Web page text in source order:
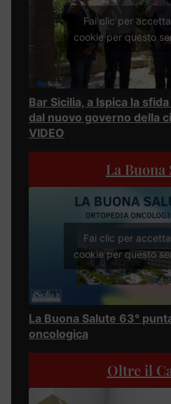
Fai clic per
cookie per questo
Bar Sicilia, a Ispica la
dal nuovo governo della
VIDEO
La Buona
Fai clic per
cookie per questo
La Buona Salute 63°
oncologica
Oltre il